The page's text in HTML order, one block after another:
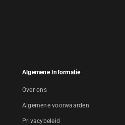
Algemene Informatie
Over ons
Algemene voorwaarden
Privacybeleid